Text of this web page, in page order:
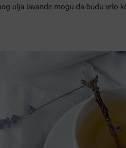
ulja lavande mogu da budu vrlo